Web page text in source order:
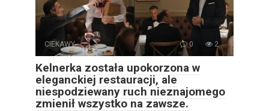
CIEKAWY 0 2
Kelnerka została upokorzona w
eleganckiej restauracji, ale
niespodziewany ruch nieznajomego
zmienił wszystko na zawsze.